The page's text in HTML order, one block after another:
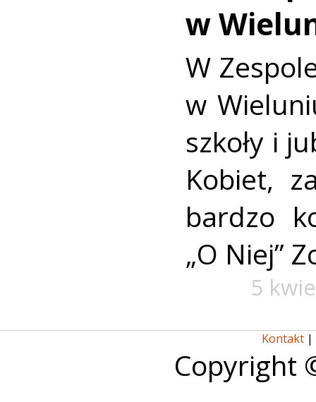
w
W
w
szkoły i
Kobiet,
bardzo
„O Niej”
5
Kontakt |
Copyright